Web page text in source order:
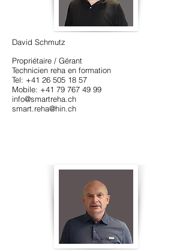
David Schmutz
Propriétaire / Gérant
Technicien reha en formation
Tel: +41 26 505 18 57
Mobile: +41 79 767 49 99
info@smartreha.ch
smart.reha@hin.ch